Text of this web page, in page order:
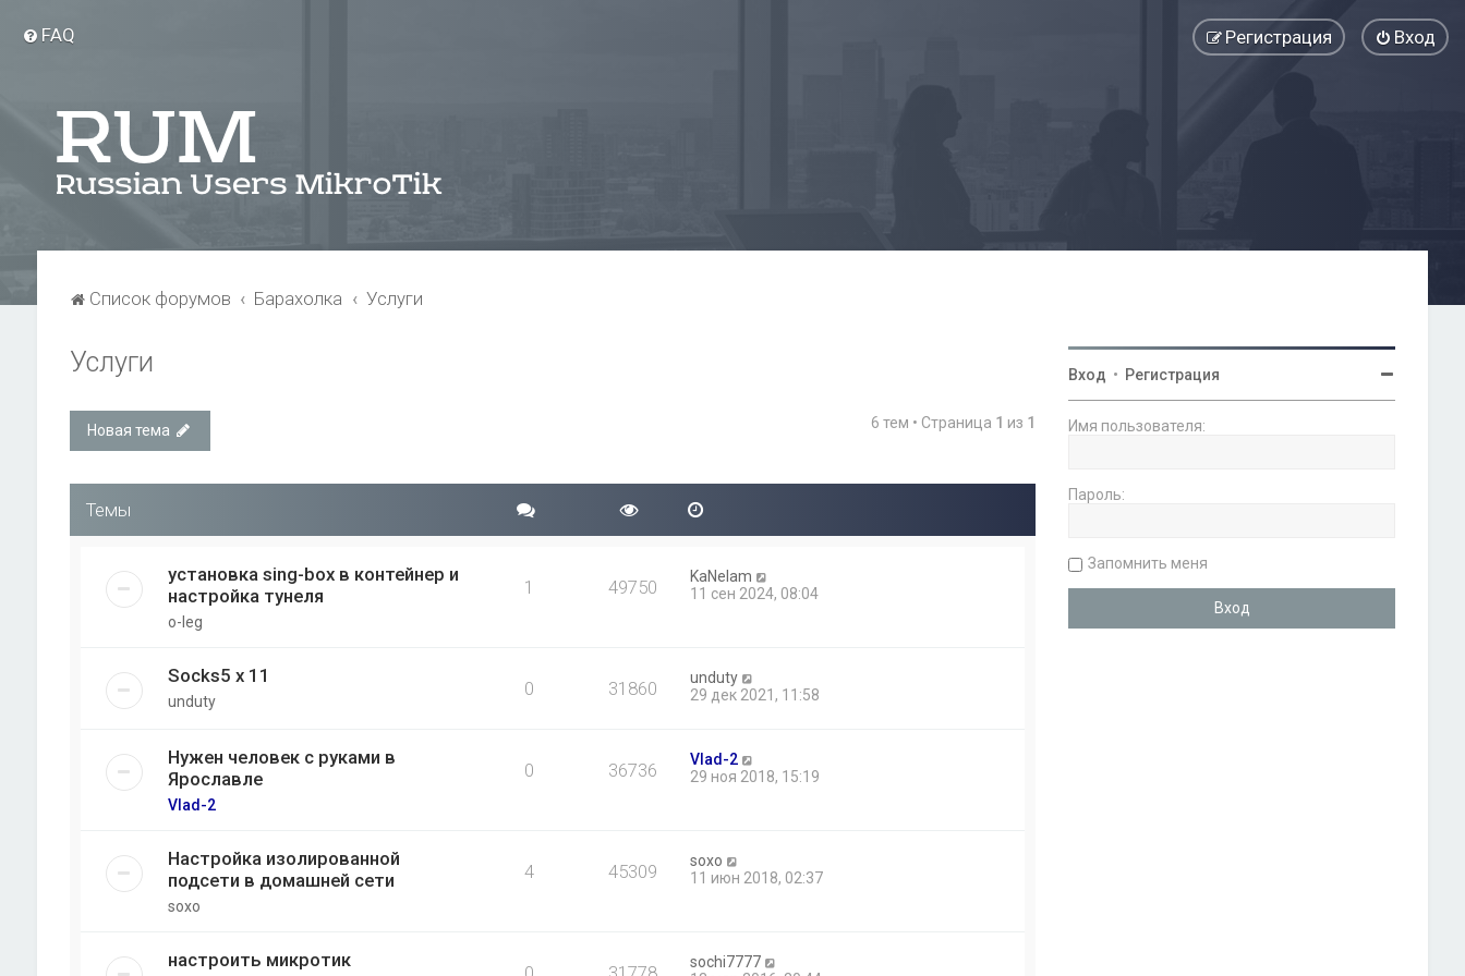
FAQ Вход
Регистрация
Список форумов Барахолка Услуги
Услуги
Новая тема 6 тем • Страница 1 из 1
Темы
установка sing-box в контейнер и
настройка тунеля
o-leg
1 49750
KaNelam
11 сен 2024, 08:04
Socks5 x 11
unduty
0 31860
unduty
29 дек 2021, 11:58
Нужен человек с руками в
Ярославле
Vlad-2
0 36736
Vlad-2
29 ноя 2018, 15:19
Настройка изолированной
подсети в домашней сети
soxo
4 45309
soxo
11 июн 2018, 02:37
настроить микротик
sochi7777
Вход • Регистрация
Имя пользователя:
Пароль:
Запомнить меня